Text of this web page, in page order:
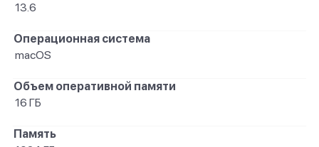
13.6
Операционная система
macOS
Объем оперативной памяти
16 ГБ
Память